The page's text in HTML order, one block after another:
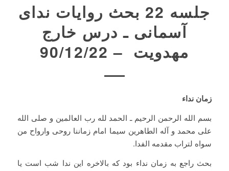
جلسه 22 بحث روايات ندای
آسمانی ـ‌ درس خارج
مهدويت ‌ – 90/12/22
زمان نداء
بسم الله الرحمن الرحیم ـ الحمد لله رب العالمین و صلی الله
علی محمد و آله الطاهرین سیما امام زماننا روحی وارواح من
سواه لتراب مقدمه الفدا.
بحث راجع به زمان نداء بود که بالاخره این ندا شب است یا